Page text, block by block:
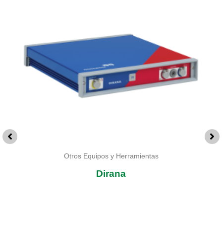
Otros Equipos y Herramientas
Dirana